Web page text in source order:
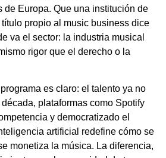
de Europa. Que una institución de
propio al music business dice
va el sector: la industria musical
rigor que el derecho o la
es claro: el talento ya no
plataformas como Spotify
y democratizado el
artificial redefine cómo se
monetiza la música. La diferencia,